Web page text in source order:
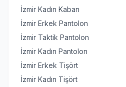
İzmir Kadın Kaban
İzmir Erkek Pantolon
İzmir Taktik Pantolon
İzmir Kadın Pantolon
İzmir Erkek Tişört
İzmir Kadın Tişört